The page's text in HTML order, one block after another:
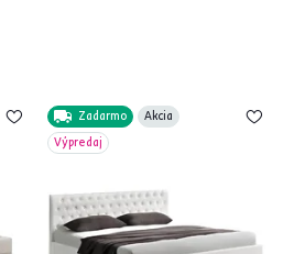
Zadarmo
Akcia
Výpredaj